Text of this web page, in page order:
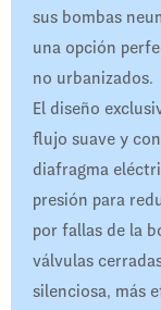
sus bombas
una opción
no urbanizados.
El diseño
flujo suave y
diafragma
presión para
por fallas de la
válvulas
silenciosa, más